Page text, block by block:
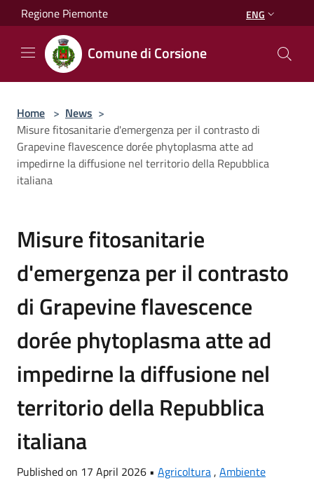
Salta al contenuto principale
Regione Piemonte ENG
Comune di Corsione
Home > News >
Misure fitosanitarie d'emergenza per il contrasto di
Grapevine flavescence dorée phytoplasma atte ad
impedirne la diffusione nel territorio della Repubblica
italiana
Misure fitosanitarie
d'emergenza per il contrasto
di Grapevine flavescence
dorée phytoplasma atte ad
impedirne la diffusione nel
territorio della Repubblica
italiana
Published on 17 April 2026 • Agricoltura, Ambiente